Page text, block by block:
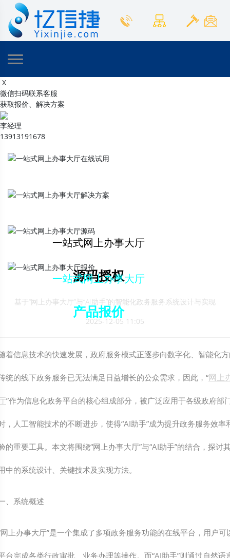
X
微信扫码联系客服
获取报价、解决方案
李经理
13913191678
在线试用
解决方案下载
一站式网上办事大厅
源码授权
一站式网上办事大厅
产品报价
基于“网上办事大厅”与“AI助手”的智能化政务服务系统设计与实现
2025-12-05 11:05
着信息技术的快速发展，政府服务模式正逐步向数字化、智能化
统的线下政务服务已无法满足日益增长的公众需求，因此，“网上
”作为信息化政务平台的核心组成部分，被广泛应用于各级政府部
，人工智能技术的不断进步，使得“AI助手”成为提升政务服务效率
的重要工具。本文将围绕“网上办事大厅”与“AI助手”的结合，探讨
中的系统设计、关键技术及实现方法。
、系统概述
网上办事大厅”是一个集成了多项政务服务功能的在线平台，用户可
台完成各类行政审批、业务办理等操作。而“AI助手”则通过自然语